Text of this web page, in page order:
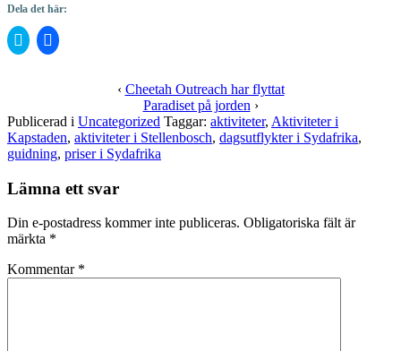
Dela det här:
Klicka
för
i
ett
nytt
fönster)
Klicka
för
i
ett
nytt
fönster)
‹ Cheetah Outreach har flyttat
Paradiset på jorden ›
Publicerad i Uncategorized Taggar: aktiviteter, Aktiviteter i
Kapstaden, aktiviteter i Stellenbosch, dagsutflykter i Sydafrika,
guidning, priser i Sydafrika
Lämna ett svar
Din e-postadress kommer inte publiceras. Obligatoriska fält är
märkta *
Kommentar *